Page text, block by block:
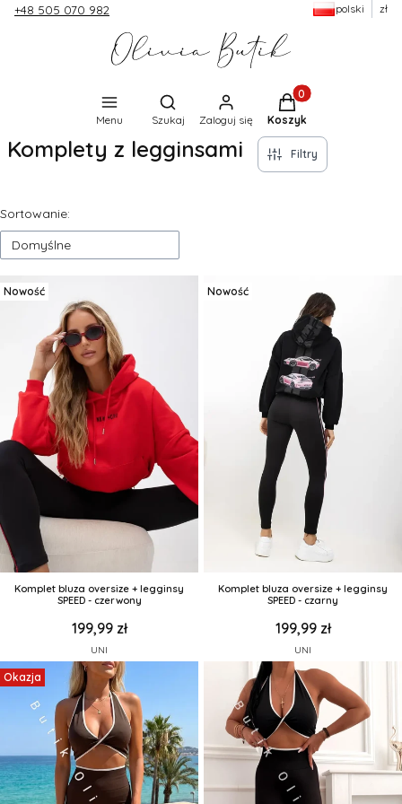
+48 505 070 982 polski zł
Menu
Otwórz wyszukiwarkę
Szukaj Zaloguj się
Produkty w
Koszyk
Komplety z legginsami Filtry
Lista produktów
Sortowanie:
Domyślne
Nowość
Komplet bluza oversize + legginsy
SPEED - czerwony
199,99 zł
UNI
Nowość
Komplet bluza oversize + legginsy
SPEED - czarny
199,99 zł
UNI
Okazja